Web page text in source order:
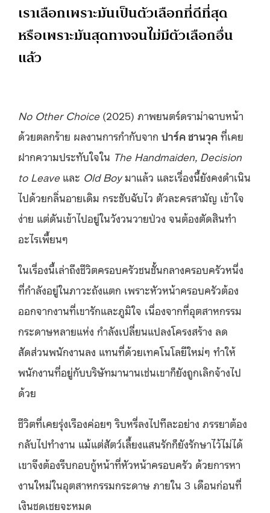
เราเลือกเพราะมันเป็นตัวเลือกที่ดีที่สุด
หรือเพราะมันสุดทางจนไม่มีตัวเลือกอื่น
แล้ว
No Other Choice (2025) ภาพยนตร์ดราม่าฉาบหน้า
ด้วยตลกร้าย ผลงานการกำกับจาก ปาร์ค ชานวุค ที่เคย
ฝากความประทับใจใน The Handmaiden, Decision
to Leave และ Old Boyมาแล้ว และเรื่องนี้ยังคงดำเนิน
ไปด้วยกลิ่นอายเดิม กระชับฉับไว ตัวละครสามัญ เข้าใจ
ง่าย แต่ดันเข้าไปอยู่ในวังวนวายป่วง จนต้องตัดสินทำ
อะไรเพี้ยนๆ
ในเรื่องนี้เล่าถึงชีวิตครอบครัวชนชั้นกลางครอบครัวหนึ่ง
ที่กำลังอยู่ในภาวะถังแตก เพราะหัวหน้าครอบครัวต้อง
ออกจากงานที่เขารักและภูมิใจ เนื่องจากที่อุตสาหกรรม
กระดาษหลายแห่ง กำลังเปลี่ยนแปลงโครงสร้าง ลด
สัดส่วนพนักงานลง แทนที่ด้วยเทคโนโลยีใหม่ๆ ทำให้
พนักงานที่อยู่กับบริษัทมานานเช่นเขาก็ยังถูกเลิกจ้างไป
ด้วย
ชีวิตที่เคยรุ่งเรืองค่อยๆ ริบหรี่ลงไปทีละอย่าง ภรรยาต้อง
กลับไปทำงาน แม้แต่สัตว์เลี้ยงแสนรักก็ยังรักษาไว้ไม่ได้
เขาจึงต้องรีบกอบกู้หน้าที่หัวหน้าครอบครัว ด้วยการหา
งานใหม่ในอุตสาหกรรมกระดาษ ภายใน 3 เดือนก่อนที่
เงินชดเชยจะหมด